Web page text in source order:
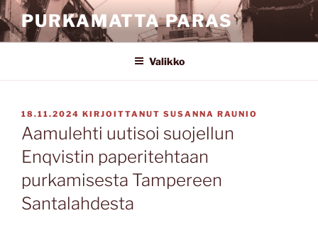
Siirry
sisältöönPURKAMATTA PARAS
Valikko
JULKAISTU
18.11.2024 KIRJOITTANUT SUSANNA RAUNIO
Aamulehti uutisoi suojellun
Enqvistin paperitehtaan
purkamisesta Tampereen
Santalahdesta